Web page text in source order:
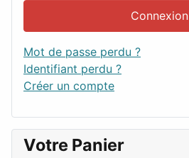
Connexion
Mot de passe perdu ?
Identifiant perdu ?
Créer un compte
Votre Panier